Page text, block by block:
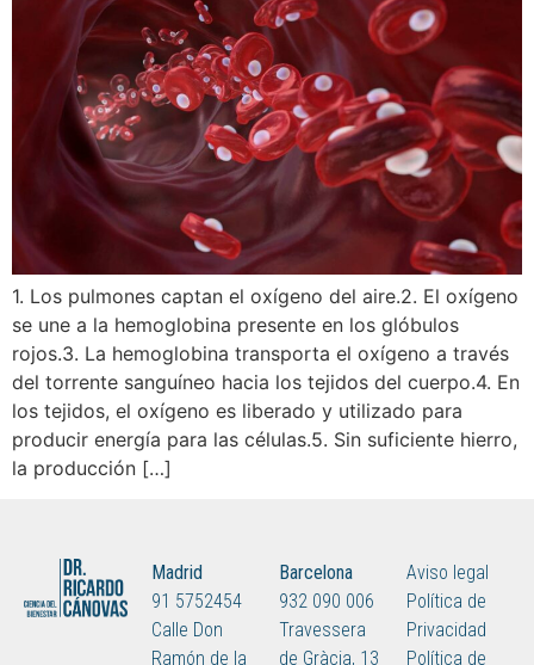
1. Los pulmones captan el oxígeno del aire.2. El oxígeno
se une a la hemoglobina presente en los glóbulos
rojos.3. La hemoglobina transporta el oxígeno a través
del torrente sanguíneo hacia los tejidos del cuerpo.4. En
los tejidos, el oxígeno es liberado y utilizado para
producir energía para las células.5. Sin suficiente hierro,
la producción […]
Madrid
91 5752454
Calle Don
Ramón de la
Barcelona
932 090 006
Travessera
de Gràcia, 13
Aviso legal
Política de
Privacidad
Política de